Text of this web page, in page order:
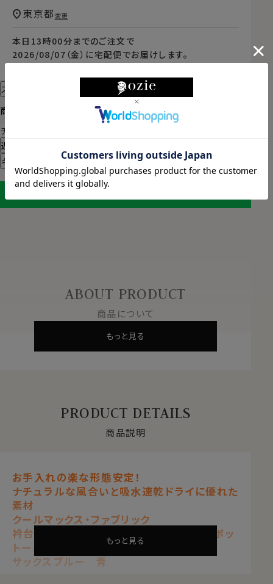
本日 13時00分 までのご注文で
2026/08/07（金） に宅配便 でお届けします。
東京都 変更
スタイル・サイズについて詳しく見る
商品についてのお問い合わせ
チャットでお問い合わせ
返品・交換について
ギフトラッピングについて
ABOUT PRODUCT
商品について
もっと見る
PRODUCT DETAILS
商品説明
お手入れの楽な形態安定！
ナチュラルな風合いと吸水速乾ドライに優れた
素材
クールマックス・ファブリック
衿台内側から別生地がチラッと覗くドゥエボッ
トーニBDシャツ
サックスブルー 青
もっと見る